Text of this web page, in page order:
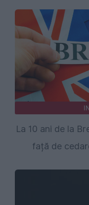
La 10 ani de la
față de